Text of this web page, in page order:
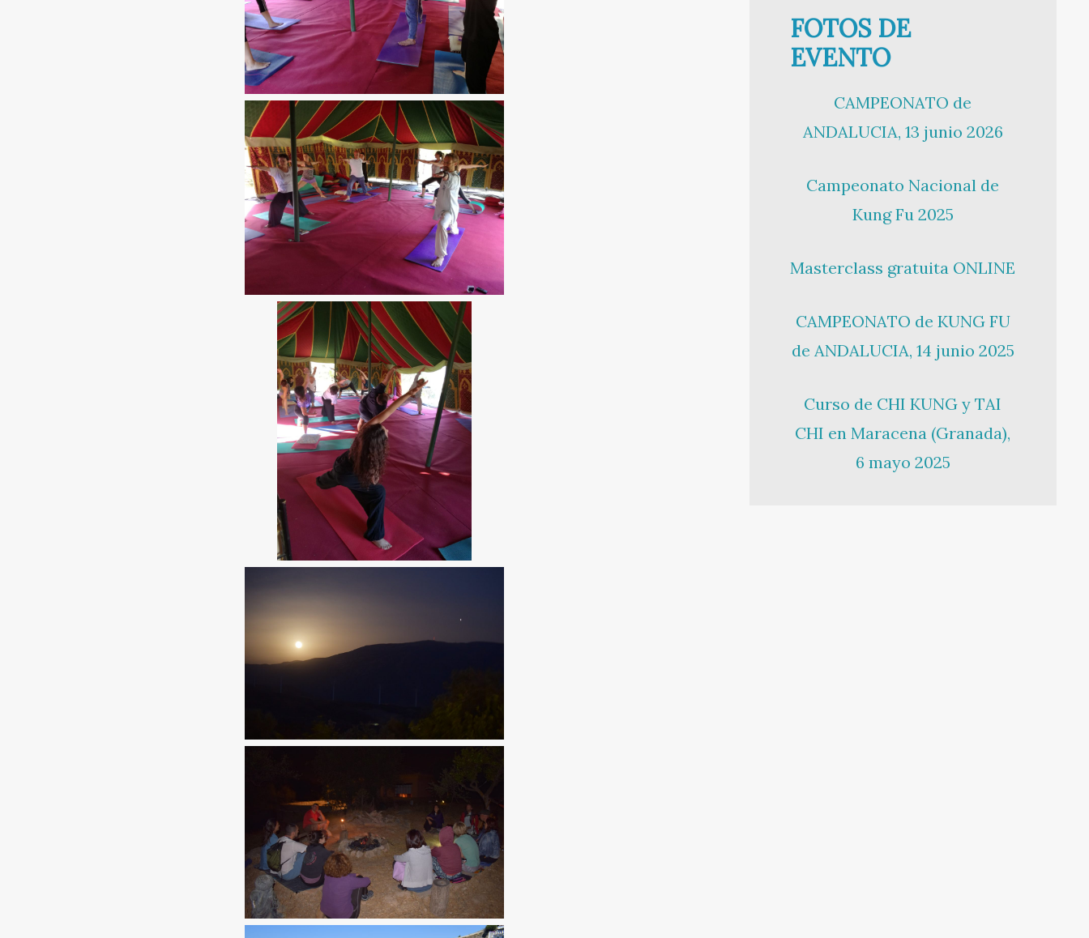
FOTOS DE
EVENTO
CAMPEONATO de
ANDALUCIA, 13 junio 2026
Campeonato Nacional de
Kung Fu 2025
Masterclass gratuita ONLINE
CAMPEONATO de KUNG FU
de ANDALUCIA, 14 junio 2025
Curso de CHI KUNG y TAI
CHI en Maracena (Granada),
6 mayo 2025